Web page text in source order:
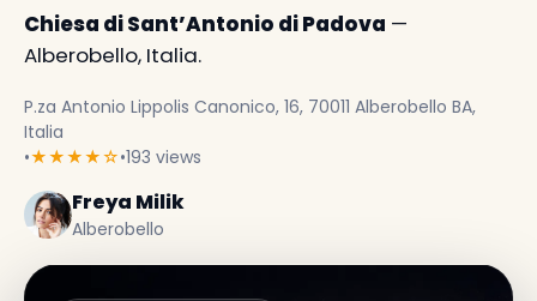
Chiesa di Sant’Antonio di Padova —
Alberobello, Italia.
P.za Antonio Lippolis Canonico, 16, 70011 Alberobello BA,
Italia
•★★★★☆•193 views
Freya Milik
Alberobello